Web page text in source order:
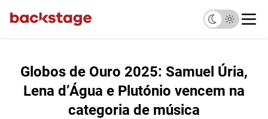
Globos de Ouro 2025: Samuel Úria,
Lena d’Água e Plutónio vencem na
categoria de música